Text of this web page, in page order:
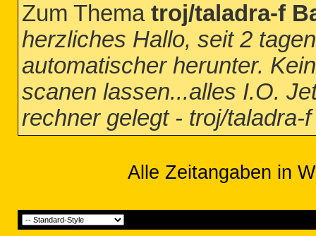
Zum Thema troj/taladra-f
herzliches Hallo, seit 2
automatischer herunter.
scanen lassen...alles I.O.
rechner gelegt - troj/taladra-
Alle Zeitangaben in